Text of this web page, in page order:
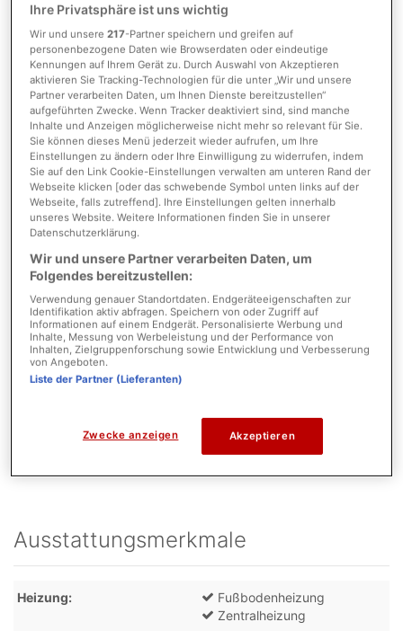
Kosten
Provision
3,57 % inkl. gesetzl. MwSt.
vom Käufer
Provision inkl. MwSt. ja
Detaillierte Informationen
Flächen
Etage 1
Anzahl Balkone 1
Parkmöglichkeiten
Tiefgarage Anzahl
Ausstattungsmerkmale
Heizung
Fußbodenheizung
Zentralheizung
Ihre Privatsphäre ist uns wichtig
Wir und unsere217-Partner speichern und greifen auf
personenbezogene Daten wie Browserdaten oder eindeutige
Kennungen auf Ihrem Gerät zu. Durch Auswahl von Akzeptieren
aktivieren Sie Tracking-Technologien für die unter „Wir und unsere
Partner verarbeiten Daten, um Ihnen Dienste bereitzustellen“
aufgeführten Zwecke. Wenn Tracker deaktiviert sind, sind manche
Inhalte und Anzeigen möglicherweise nicht mehr so relevant für Sie.
Sie können dieses Menü jederzeit wieder aufrufen, um Ihre
Einstellungen zu ändern oder Ihre Einwilligung zu widerrufen, indem
Sie auf den Link Cookie-Einstellungen verwalten am unteren Rand der
Webseite klicken [oder das schwebende Symbol unten links auf der
Webseite, falls zutreffend]. Ihre Einstellungen gelten innerhalb
unseres Website. Weitere Informationen finden Sie in unserer
Datenschutzerklärung.
Wir und unsere Partner verarbeiten Daten, um
Folgendes bereitzustellen:
Verwendung genauer Standortdaten. Endgeräteeigenschaften zur
Identifikation aktiv abfragen. Speichern von oder Zugriff auf
Informationen auf einem Endgerät. Personalisierte Werbung und
Inhalte, Messung von Werbeleistung und der Performance von
Inhalten, Zielgruppenforschung sowie Entwicklung und Verbesserung
von Angeboten.
Liste der Partner (Lieferanten)
Zwecke anzeigen Akzeptieren